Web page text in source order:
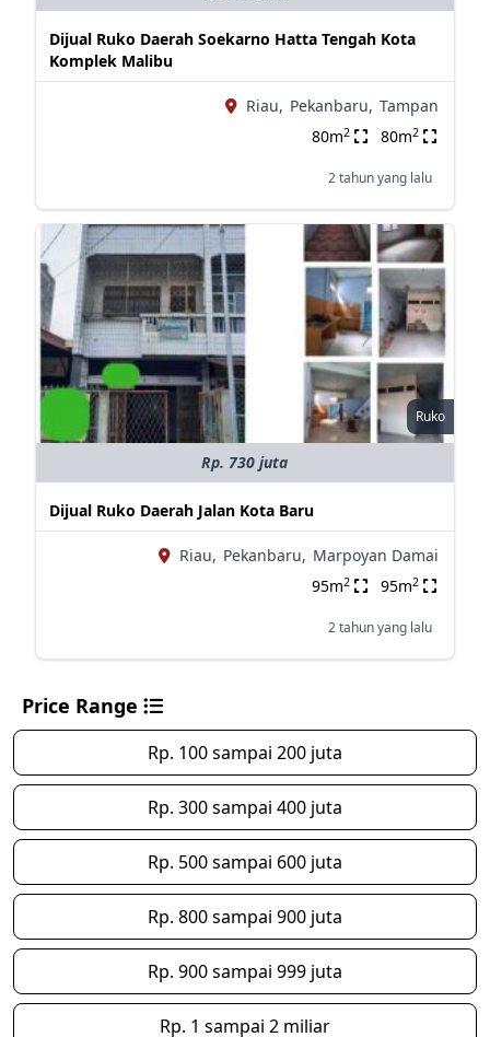
Dijual Ruko Daerah Soekarno Hatta Tengah Kota
Komplek Malibu
Riau, Pekanbaru, Tampan
80m2 80m2
2 tahun yang lalu
Ruko
Rp. 730 juta
Dijual Ruko Daerah Jalan Kota Baru
Riau, Pekanbaru, Marpoyan Damai
95m2 95m2
2 tahun yang lalu
Price Range
Rp. 100 sampai 200 juta
Rp. 300 sampai 400 juta
Rp. 500 sampai 600 juta
Rp. 800 sampai 900 juta
Rp. 900 sampai 999 juta
Rp. 1 sampai 2 miliar